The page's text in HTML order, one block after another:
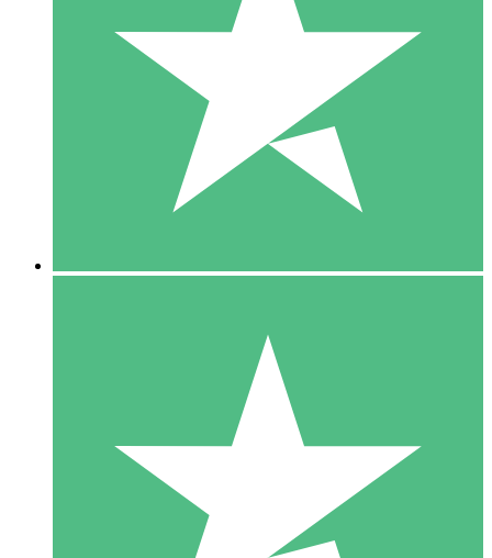
Zahlen Sie nach Bedarf mit Download-Credits. Keine
monatliche Verpflichtung erforderlich.
10 00
10 Downloads
20 00